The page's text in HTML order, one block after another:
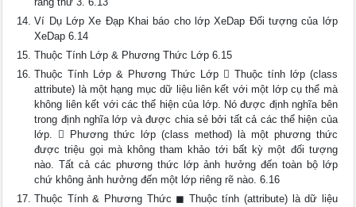
Ví Dụ Lớp Xe Đạp Khai báo cho lớp XeDap Đối tượng của lớp
XeDap 6.14
Thuộc Tính Lớp & Phương Thức Lớp 6.15
Thuộc Tính Lớp & Phương Thức Lớp  Thuộc tính lớp (class
attribute) là một hạng mục dữ liệu liên kết với một lớp cụ thể mà
không liên kết với các thể hiện của lớp. Nó được định nghĩa bên
trong định nghĩa lớp và được chia sẻ bởi tất cả các thể hiện của
lớp.  Phương thức lớp (class method) là một phương thức
được triệu gọi mà không tham khảo tới bất kỳ một đối tượng
nào. Tất cả các phương thức lớp ảnh hưởng đến toàn bộ lớp
chứ không ảnh hưởng đến một lớp riêng rẽ nào. 6.16
Thuộc Tính & Phương Thức ◼ Thuộc tính (attribute) là dữ liệu